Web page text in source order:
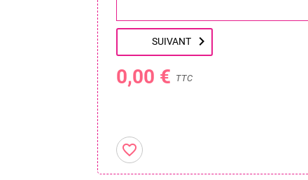
SUIVANT chevron_right
0,00 € TTC
favorite_border